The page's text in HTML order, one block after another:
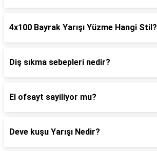
4x100 Bayrak Yarışı Yüzme Hangi Stil?
Diş sıkma sebepleri nedir?
El ofsayt sayiliyor mu?
Deve kuşu Yarışı Nedir?